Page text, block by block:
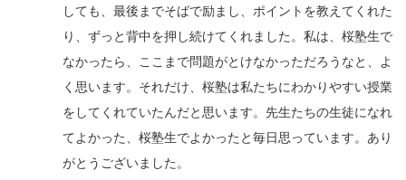
しても、最後までそばで励まし、ポイントを教えてくれた
り、ずっと背中を押し続けてくれました。私は、桜塾生で
なかったら、ここまで問題がとけなかっただろうなと、よ
く思います。それだけ、桜塾は私たちにわかりやすい授業
をしてくれていたんだと思います。先生たちの生徒になれ
てよかった、桜塾生でよかったと毎日思っています。あり
がとうございました。